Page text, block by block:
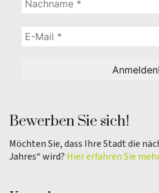
Bewerben Sie sich!
Möchten Sie, dass Ihre Stadt die
Jahres“ wird? Hier erfahren Sie